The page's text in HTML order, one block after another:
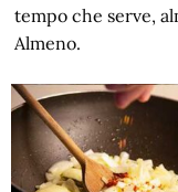
tempo che serve,
Almeno.